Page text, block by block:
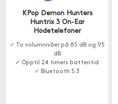
KPop Demon Hunters
Huntrix 3 On-Ear
Hodetelefoner
✓ To volumnivåer på 85 dB og 95
dB
✓ Opptil 24 timers batteritid
✓ Bluetooth 5.3